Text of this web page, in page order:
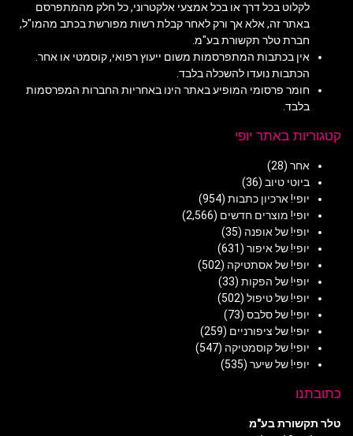
לקלוט בכל דרך או בכל אמצעי אלקטרוני, כל חלק מהמתפרסם
באתר זה, אלא אך ורק לאחר קבלת רשות מפורשת בכתב מהמו"ל,
חברת טלר תקשורת בע"מ.
אין בכתבות המתפרסמות משום ייעוץ רפואי, קוסמטי או אחר.
הכתבות נועדו להשכלה בלבד.
חומר פרסומי המופיע באתר הינו באחריות החברות המפרסמות
בלבד.
קטגוריות באתר יופי
אחר (28)
ביוטי טיוב (36)
יופי! ארכיון כתבות (954)
יופי! מוצרים חדשים (2,566)
יופי! של אופנה (35)
יופי! של איפור (631)
יופי! של אסתטיקה (502)
יופי! של הפקות (33)
יופי! של טיפול (502)
יופי! של סלבס (73)
יופי! של ציפורניים (259)
יופי! של קוסמטיקה (547)
יופי! של שיער (535)
כתובתנו
טלר תקשורת בע"מ